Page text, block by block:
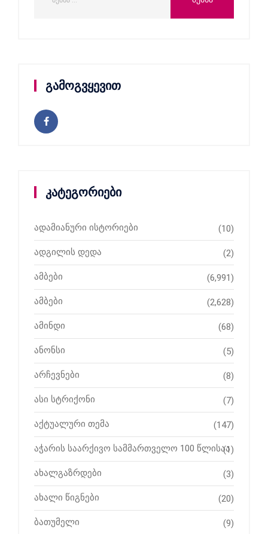
გამოგვყევით
კატეგორიები
ადამიანური ისტორიები (10)
ადგილის დედა (2)
ამბები (6,991)
ამბები (2,628)
ამინდი (68)
ანონსი (5)
არჩევნები (8)
ასი სტრიქონი (7)
აქტუალური თემა (147)
აჭარის საარქივო სამმართველო 100 წლისაა
(1)
ახალგაზრდები (3)
ახალი წიგნები (20)
ბათუმელი (9)